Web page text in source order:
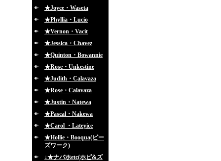
★Joyce・Waseta
★Phyllia・Lucio
★Vernon・Vacit
★Jessica・Chavez
★Quinton・Bowannie
★Rose・Unkestine
★Judith・Calavaza
★Rose・Calavaza
★Justin・Natewa
★Pascal・Nakewa
★Carol ・Lateyice
★Hollie・Booqua(ビー
ズワーク)
↓★ナバホetc(ホピ&ズ